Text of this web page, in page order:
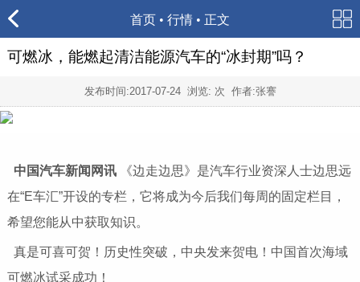
首页 • 行情 • 正文
可燃冰，能燃起清洁能源汽车的“冰封期”吗？
发布时间:2017-07-24浏览: 次 作者:张謇
中国汽车新闻网讯《边走边思》是汽车行业资深人士边思远
在“E车汇”开设的专栏，它将成为今后我们每周的固定栏目，
希望您能从中获取知识。
真是可喜可贺！历史性突破，中央发来贺电！中国首次海域
可燃冰试采成功！